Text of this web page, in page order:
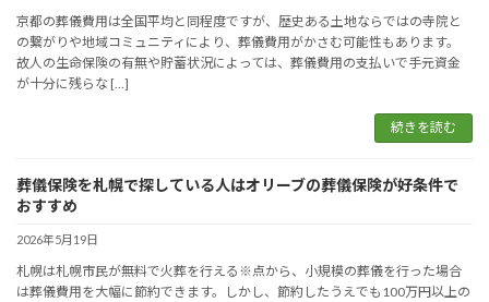
京都の葬儀費用は全国平均と同程度ですが、歴史ある土地ならではの寺院と
の繋がりや地域コミュニティにより、葬儀費用がかさむ可能性もあります。
故人の生命保険の有無や貯蓄状況によっては、葬儀費用の支払いで手元資金
が十分に残らな […]
続きを読む
葬儀保険を札幌で探している人はオリーブの葬儀保険が好条件で
おすすめ
2026年5月19日
札幌は札幌市民が無料で火葬を行える※点から、小規模の葬儀を行った場合
は葬儀費用を大幅に節約できます。しかし、節約したうえでも100万円以上の